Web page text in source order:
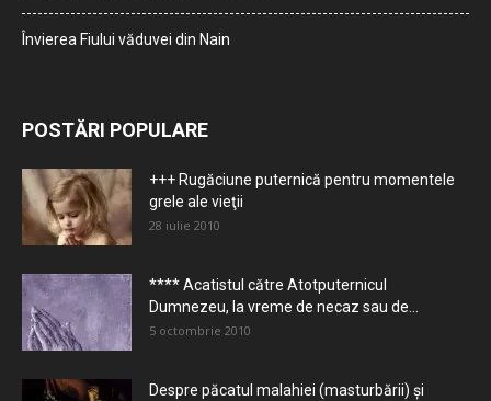
Învierea Fiului văduvei din Nain
POSTĂRI POPULARE
+++ Rugăciune puternică pentru momentele
grele ale vieţii
28 iulie 2010
**** Acatistul către Atotputernicul
Dumnezeu, la vreme de necaz sau de...
5 octombrie 2010
Despre păcatul malahiei (masturbării) şi